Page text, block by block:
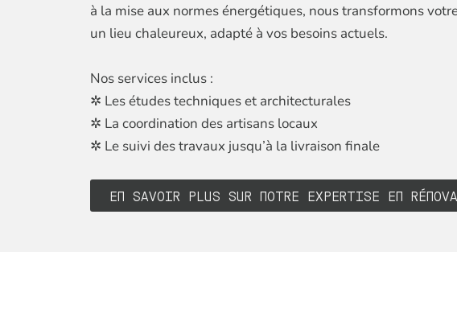
à la mise aux normes énergétiques, nous transformons
un lieu chaleureux, adapté à vos besoins actuels.
Nos services inclus :
✲ Les études techniques et architecturales
✲ La coordination des artisans locaux
✲ Le suivi des travaux jusqu’à la livraison finale
EN SAVOIR PLUS SUR NOTRE EXPERTISE EN